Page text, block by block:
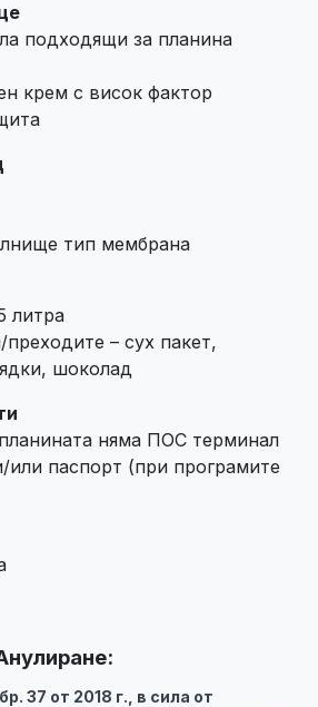
подходящи за планина
крем с висок фактор
тип мембрана
литра
– сух пакет,
шоколад
няма ПОС терминал
или паспорт (при програмите
37 от 2018 г., в сила от